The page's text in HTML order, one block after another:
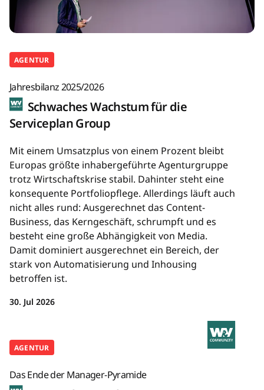
AGENTUR
Jahresbilanz 2025/2026
Schwaches Wachstum für die
Serviceplan Group
Mit einem Umsatzplus von einem Prozent bleibt
Europas größte inhabergeführte Agenturgruppe
trotz Wirtschaftskrise stabil. Dahinter steht eine
konsequente Portfoliopflege. Allerdings läuft auch
nicht alles rund: Ausgerechnet das Content-
Business, das Kerngeschäft, schrumpft und es
besteht eine große Abhängigkeit von Media.
Damit dominiert ausgerechnet ein Bereich, der
stark von Automatisierung und Inhousing
betroffen ist.
30. Jul 2026
AGENTUR
Das Ende der Manager-Pyramide